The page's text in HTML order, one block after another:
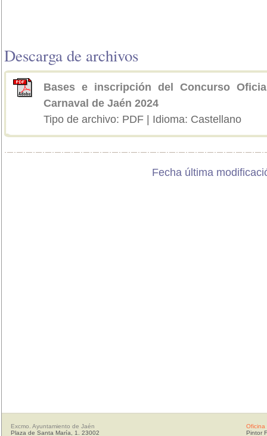
Descarga de archivos
Bases e inscripción del Concurso
Carnaval de Jaén 2024
Tipo de archivo: PDF | Idioma: Castellano
Fecha última
Excmo. Ayuntamiento de Jaén
Plaza de Santa María, 1. 23002
Oficina
Pintor